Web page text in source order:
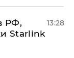
РФ,
Starlink
13:28